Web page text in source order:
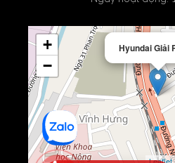
Hyundai Giải
+
−